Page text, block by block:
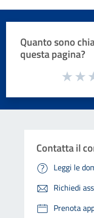
Quanto sono
questa pagina?
Valuta da 1 a 5 stelle la
Contatta il
Leggi le
Richiedi
Prenota